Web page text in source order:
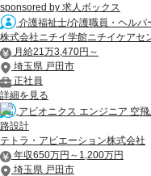
sponsored by 求人ボックス
介護福祉士/介護職員・ヘル
株式会社ニチイ学館ニチイケアセ
月給21万3,470円～
埼玉県 戸田市
正社員
詳細を見る
アビオニクス エンジニア 空
路設計
テトラ・アビエーション株式会社
年収650万円～1,200万円
埼玉県 戸田市